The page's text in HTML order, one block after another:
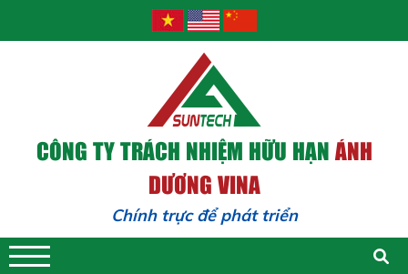
CÔNG TY TRÁCH NHIỆM HỮU HẠNÁNH
DƯƠNG VINA
Chính trực để phát triển - Tr